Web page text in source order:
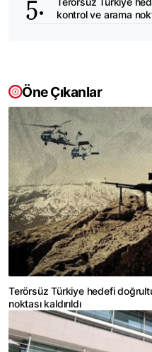
kontrol ve arama
Öne Çıkanlar
Terörsüz Türkiye hedefi
noktası kaldırıldı